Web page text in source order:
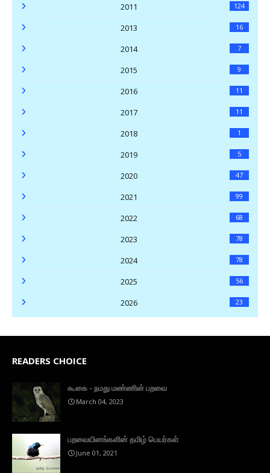
2011 124
2013 16
2014 7
2015 9
2016 11
2017 11
2018 1
2019 5
2020 47
2021 99
2022 68
2023 78
2024 78
2025 56
2026 23
READERS CHOICE
கூகை - நமது மண்ணின் பறவை
March 04, 2023
பறவையினங்களின் தமிழ் பெயர்கள்
June 01, 2021